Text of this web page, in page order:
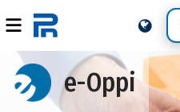
e-Oppi